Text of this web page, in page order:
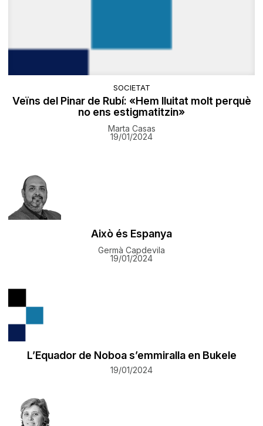
SOCIETAT
Veïns del Pinar de Rubí: «Hem lluitat molt perquè
no ens estigmatitzin»
Marta Casas
19/01/2024
Això és Espanya
Germà Capdevila
19/01/2024
L’Equador de Noboa s’emmiralla en Bukele
19/01/2024